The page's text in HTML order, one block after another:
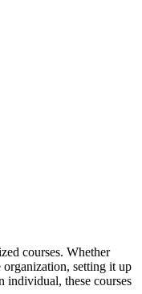
courses. Whether
setting it up
individual, these courses